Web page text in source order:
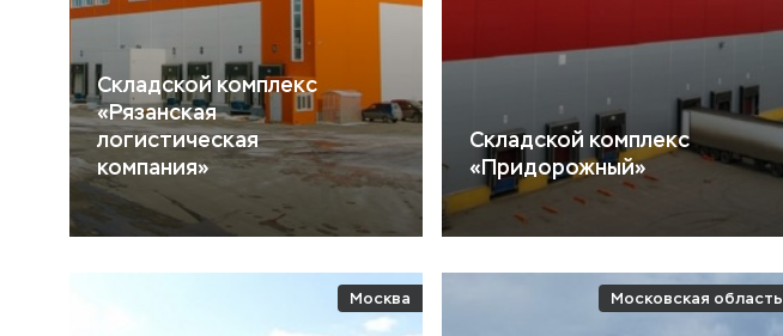
Складской комплекс
«Рязанская
логистическая
компания»
Складской комплекс
«Придорожный»
Москва Московская область